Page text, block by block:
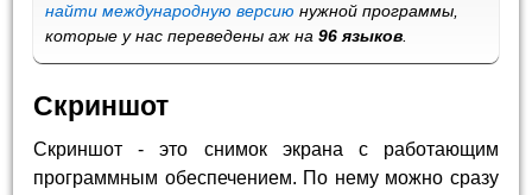
найти международную версию нужной программы,
которые у нас переведены аж на96 языков
Скриншот
Скриншот - это снимок экрана с работающим
программным обеспечением. По нему можно сразу